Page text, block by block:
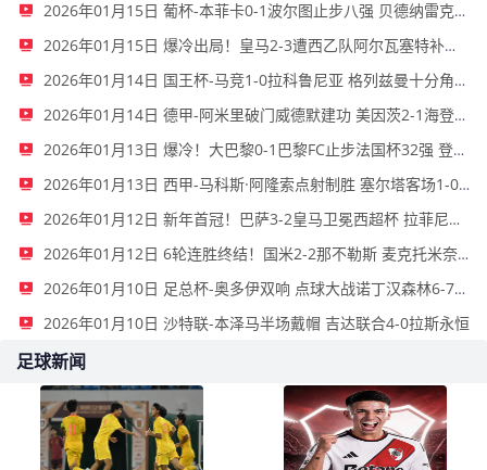
2026年01月15日 葡杯-本菲卡0-1波尔图止步八强 贝德纳雷克制胜帕夫利季斯失良机
2026年01月15日 爆冷出局！皇马2-3遭西乙队阿尔瓦塞特补时绝杀 无缘国王杯8强
2026年01月14日 国王杯-马竞1-0拉科鲁尼亚 格列兹曼十分角任意球破门+远射中横梁
2026年01月14日 德甲-阿米里破门威德默建功 美因茨2-1海登海姆
2026年01月13日 爆冷！大巴黎0-1巴黎FC止步法国杯32强 登贝莱失单刀埃梅里中框
2026年01月13日 西甲-马科斯·阿隆索点射制胜 塞尔塔客场1-0塞维利亚
2026年01月12日 新年首冠！巴萨3-2皇马卫冕西超杯 拉菲尼亚双响维尼修斯一条龙
2026年01月12日 6轮连胜终结！国米2-2那不勒斯 麦克托米奈双响恰20点射孔蒂染红
2026年01月10日 足总杯-奥多伊双响 点球大战诺丁汉森林6-7雷克瑟姆
2026年01月10日 沙特联-本泽马半场戴帽 吉达联合4-0拉斯永恒
足球新闻